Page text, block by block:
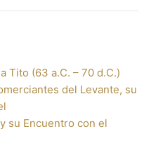
Tito (63 a.C. – 70 d.C.)
del Levante, su
su Encuentro con el